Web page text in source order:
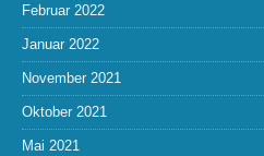
Februar 2022
Januar 2022
November 2021
Oktober 2021
Mai 2021